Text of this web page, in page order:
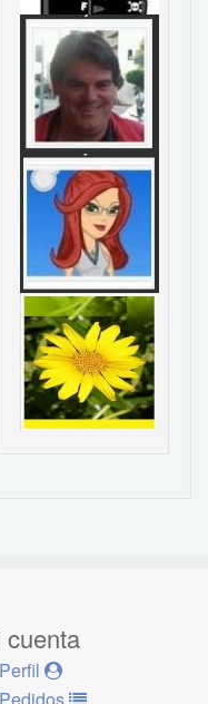
cuenta